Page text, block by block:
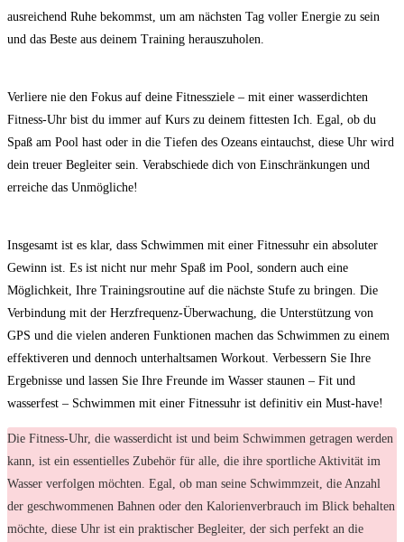
ausreichend Ruhe bekommst, um ⁤am nächsten Tag voller Energie zu sein
und das Beste aus deinem Training herauszuholen.
Verliere⁢ nie den Fokus auf deine⁢ Fitnessziele – mit ‍einer⁢ wasserdichten
Fitness-Uhr bist du immer auf Kurs zu deinem ‌fittesten⁣ Ich. Egal, ob du
Spaß am Pool hast ⁤oder in‍ die Tiefen‌ des Ozeans eintauchst, diese Uhr‌ wird
dein⁢ treuer Begleiter sein. ‍Verabschiede dich ⁣von Einschränkungen und
erreiche das Unmögliche!
Insgesamt‍ ist es klar, dass Schwimmen mit einer Fitnessuhr ein absoluter
Gewinn ist. Es ist nicht ⁣nur mehr Spaß im⁣ Pool, ⁢sondern‌ auch eine
Möglichkeit, Ihre ⁣Trainingsroutine auf die nächste ⁢Stufe zu bringen. Die‌
Verbindung mit der Herzfrequenz-Überwachung, die Unterstützung von
GPS und die vielen anderen Funktionen​ machen⁤ das Schwimmen zu einem
effektiveren und dennoch unterhaltsamen‌ Workout. Verbessern Sie Ihre
Ergebnisse und‌ lassen Sie Ihre Freunde im Wasser staunen – Fit und
wasserfest – Schwimmen ⁢mit einer ⁢Fitnessuhr ‍ist definitiv ein Must-have!
Die Fitness-Uhr, die wasserdicht ist und beim Schwimmen getragen werden
kann, ist ein essentielles Zubehör für alle, die ihre sportliche Aktivität im
Wasser verfolgen möchten. Egal, ob man seine Schwimmzeit, die Anzahl
der geschwommenen Bahnen oder den Kalorienverbrauch im Blick behalten
möchte, diese Uhr ist ein praktischer Begleiter, der sich perfekt an die